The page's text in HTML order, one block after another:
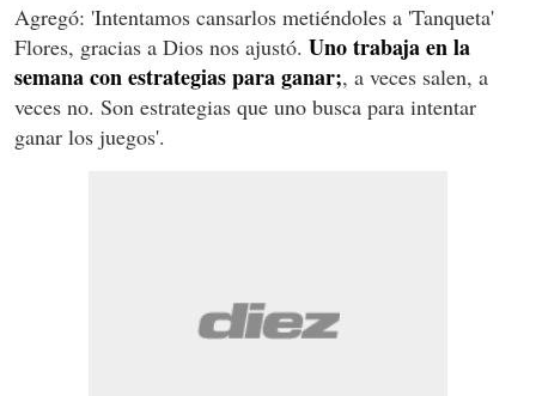
Agregó: 'Intentamos cansarlos metiéndoles a 'Tanqueta'
Flores, gracias a Dios nos ajustó. Uno trabaja en la
semana con estrategias para ganar;, a veces salen, a
veces no. Son estrategias que uno busca para intentar
ganar los juegos'.